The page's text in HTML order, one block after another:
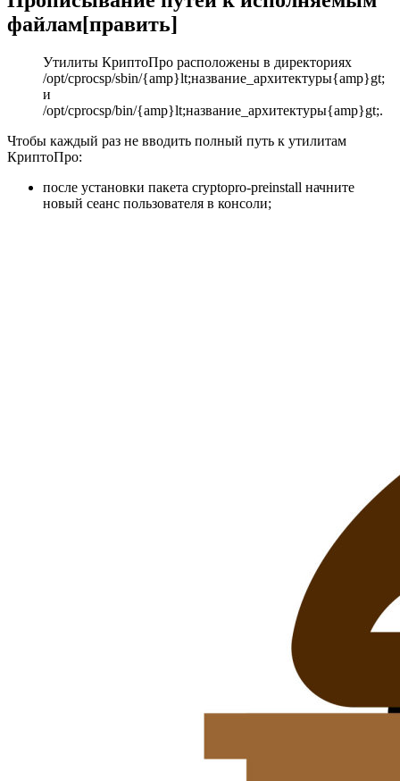
файлам[править]
Утилиты КриптоПро расположены в директориях
/opt/cprocsp/sbin/{amp}lt;название_архитектуры{amp}gt;
и
/opt/cprocsp/bin/{amp}lt;название_архитектуры{amp}gt;.
Чтобы каждый раз не вводить полный путь к утилитам
КриптоПро:
после установки пакета cryptopro-preinstall начните
новый сеанс пользователя в консоли;